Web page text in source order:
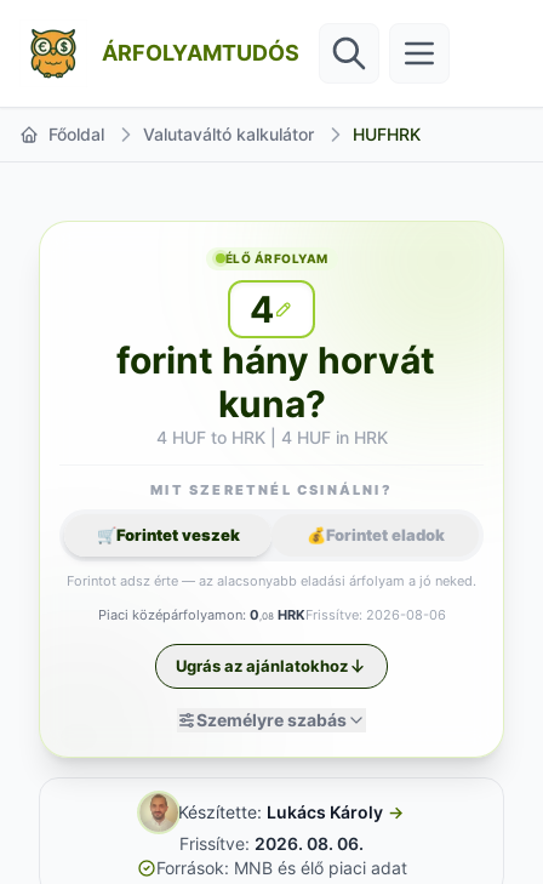
ÁRFOLYAMTUDÓS
Főoldal Valutaváltó kalkulátor HUFHRK
ÉLŐ ÁRFOLYAM
4
forint hány horvát
kuna?
4 HUF to HRK | 4 HUF in HRK
Piaci középárfolyamon: 0 ,08HRKFrissítve: 2026-08-06
Személyre szabás
MIT SZERETNÉL CSINÁLNI?
🛒Forintet veszek 💰Forintet eladok
Forintot adsz érte — az alacsonyabb eladási árfolyam a jó neked.
Ugrás az ajánlatokhoz
Készítette: Lukács Károly →
Frissítve: 2026. 08. 06.
Források: MNB és élő piaci adat